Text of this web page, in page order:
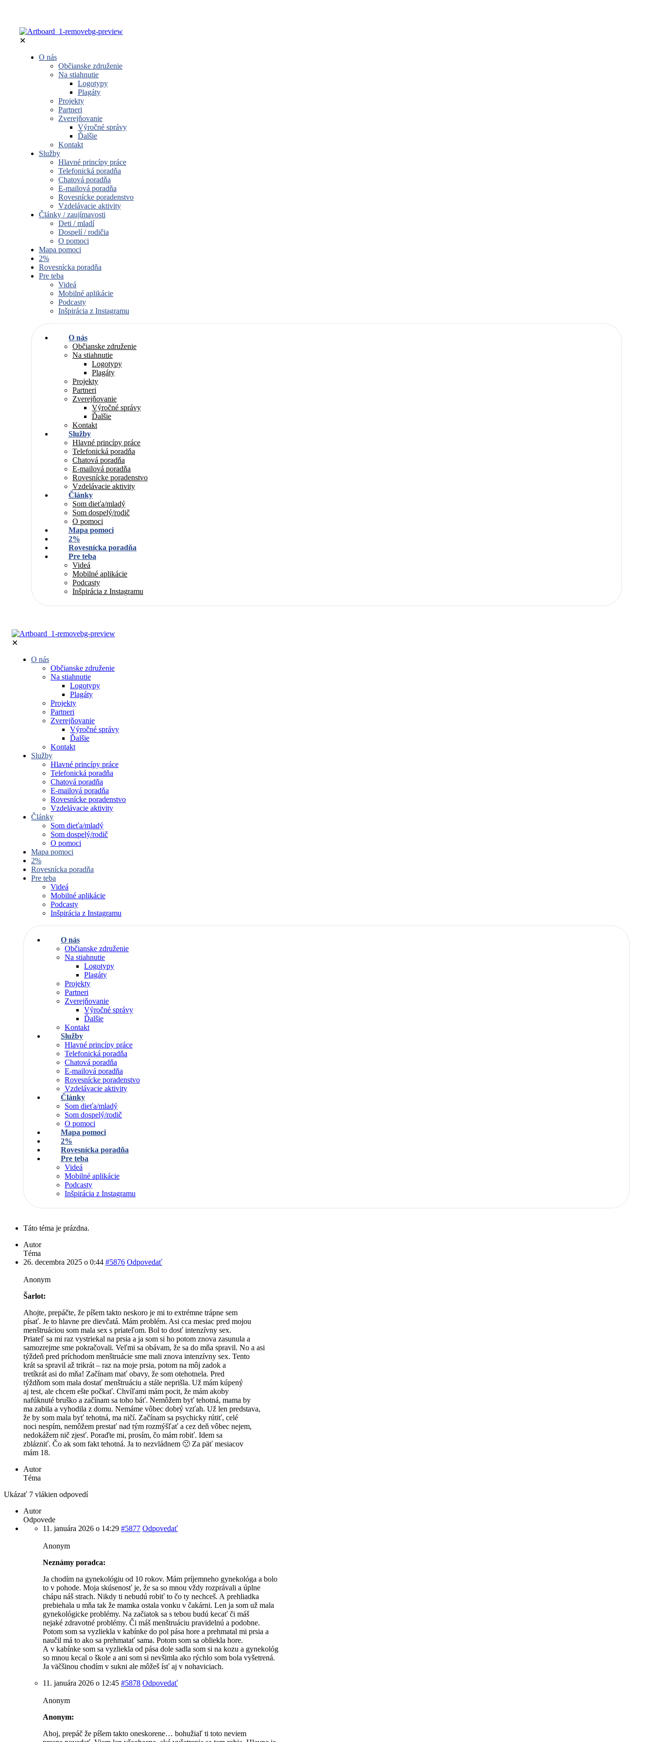
✕
O nás
Občianske združenie
Na stiahnutie
Logotypy
Plagáty
Projekty
Partneri
Zverejňovanie
Výročné správy
Ďalšie
Kontakt
Služby
Hlavné princípy práce
Telefonická poradňa
Chatová poradňa
E-mailová poradňa
Rovesnícke poradenstvo
Vzdelávacie aktivity
Články / zaujímavosti
Deti / mladí
Dospelí / rodičia
O pomoci
Mapa pomoci
2%
Rovesnícka poradňa
Pre teba
Videá
Mobilné aplikácie
Podcasty
Inšpirácia z Instagramu
O nás
Občianske združenie
Na stiahnutie
Logotypy
Plagáty
Projekty
Partneri
Zverejňovanie
Výročné správy
Ďalšie
Kontakt
Služby
Hlavné princípy práce
Telefonická poradňa
Chatová poradňa
E-mailová poradňa
Rovesnícke poradenstvo
Vzdelávacie aktivity
Články
Som dieťa/mladý
Som dospelý/rodič
O pomoci
Mapa pomoci
2%
Rovesnícka poradňa
Pre teba
Videá
Mobilné aplikácie
Podcasty
Inšpirácia z Instagramu
✕
O nás
Občianske združenie
Na stiahnutie
Logotypy
Plagáty
Projekty
Partneri
Zverejňovanie
Výročné správy
Ďalšie
Kontakt
Služby
Hlavné princípy práce
Telefonická poradňa
Chatová poradňa
E-mailová poradňa
Rovesnícke poradenstvo
Vzdelávacie aktivity
Články
Som dieťa/mladý
Som dospelý/rodič
O pomoci
Mapa pomoci
2%
Rovesnícka poradňa
Pre teba
Videá
Mobilné aplikácie
Podcasty
Inšpirácia z Instagramu
O nás
Občianske združenie
Na stiahnutie
Logotypy
Plagáty
Projekty
Partneri
Zverejňovanie
Výročné správy
Ďalšie
Kontakt
Služby
Hlavné princípy práce
Telefonická poradňa
Chatová poradňa
E-mailová poradňa
Rovesnícke poradenstvo
Vzdelávacie aktivity
Články
Som dieťa/mladý
Som dospelý/rodič
O pomoci
Mapa pomoci
2%
Rovesnícka poradňa
Pre teba
Videá
Mobilné aplikácie
Podcasty
Inšpirácia z Instagramu
Táto téma je prázdna.
Autor
Téma
26. decembra 2025 o 0:44 #5876 Odpovedať
Anonym
Šarlot:
Ahojte, prepáčte, že píšem takto neskoro je mi to extrémne trápne sem
písať. Je to hlavne pre dievčatá. Mám problém. Asi cca mesiac pred mojou
menštruáciou som mala sex s priateľom. Bol to dosť intenzívny sex.
Priateľ sa mi raz vystriekal na prsia a ja som si ho potom znova zasunula a
samozrejme sme pokračovali. Veľmi sa obávam, že sa do mňa spravil. No a asi
týždeň pred príchodom menštruácie sme mali znova intenzívny sex. Tento
krát sa spravil až trikrát – raz na moje prsia, potom na môj zadok a
tretíkrát asi do mňa! Začínam mať obavy, že som otehotnela. Pred
týždňom som mala dostať menštruáciu a stále neprišla. Už mám kúpený
aj test, ale chcem ešte počkať. Chvíľami mám pocit, že mám akoby
nafúknuté bruško a začínam sa toho báť. Nemôžem byť tehotná, mama by
ma zabila a vyhodila z domu. Nemáme vôbec dobrý vzťah. Už len predstava,
že by som mala byť tehotná, ma ničí. Začínam sa psychicky rútiť, celé
noci nespím, nemôžem prestať nad tým rozmýšľať a cez deň vôbec nejem,
nedokážem nič zjesť. Poraďte mi, prosím, čo mám robiť. Idem sa
zblázniť. Čo ak som fakt tehotná. Ja to nezvládnem 🙁 Za päť mesiacov
mám 18.
Autor
Téma
Ukázať 7 vlákien odpovedí
Autor
Odpovede
11. januára 2026 o 14:29 #5877 Odpovedať
Anonym
Neznámy poradca:
Ja chodím na gynekológiu od 10 rokov. Mám príjemneho gynekológa a bolo
to v pohode. Moja skúsenosť je, že sa so mnou vždy rozprávali a úplne
chápu náš strach. Nikdy ti nebudú robiť to čo ty nechceš. A prehliadka
prebiehala u mňa tak že mamka ostala vonku v čakárni. Len ja som už mala
gynekológicke problémy. Na začiatok sa s tebou budú kecať či máš
nejaké zdravotné problémy. Či máš menštruáciu pravidelnú a podobne.
Potom som sa vyzliekla v kabínke do pol pása hore a prehmatal mi prsia a
naučil má to ako sa prehmatať sama. Potom som sa obliekla hore.
A v kabínke som sa vyzliekla od pása dole sadla som si na kozu a gynekológ
so mnou kecal o škole a ani som si nevšimla ako rýchlo som bola vyšetrená.
Ja väčšinou chodím v sukni ale môžeš ísť aj v nohaviciach.
11. januára 2026 o 12:45 #5878 Odpovedať
Anonym
Anonym:
Ahoj, prepáč že píšem takto oneskorene… bohužiaľ ti toto neviem